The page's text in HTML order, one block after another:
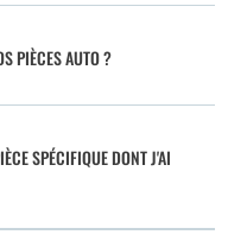
PIÈCES AUTO ?
SPÉCIFIQUE DONT J'AI